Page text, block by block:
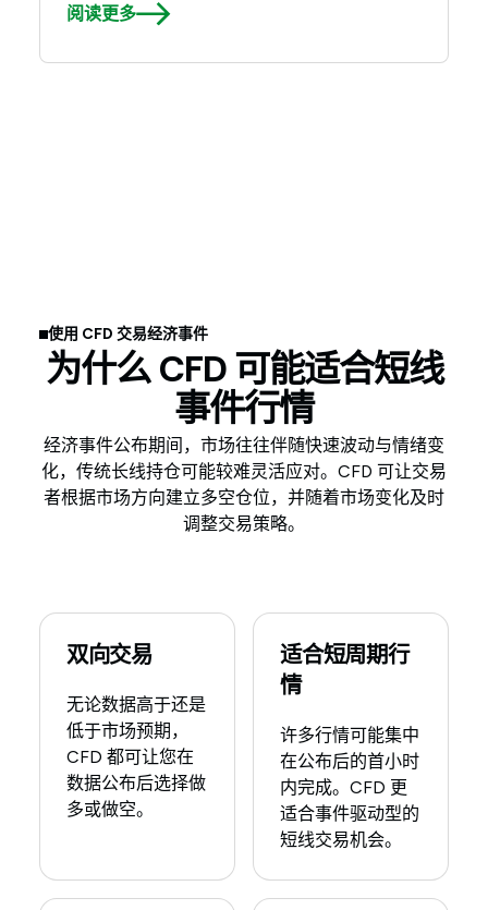
阅读更多
使用 CFD 交易经济事件
为什么 CFD 可能适合短线
事件行情
经济事件公布期间，市场往往伴随快速波动与情绪变
化，传统长线持仓可能较难灵活应对。CFD 可让交易
者根据市场方向建立多空仓位，并随着市场变化及时
调整交易策略。
双向交易
无论数据高于还是
低于市场预期，
CFD 都可让您在
数据公布后选择做
多或做空。
适合短周期行
情
许多行情可能集中
在公布后的首小时
内完成。CFD 更
适合事件驱动型的
短线交易机会。